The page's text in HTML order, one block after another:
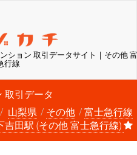
ション 取引データサイト | その他 富
行線
取引データ
山梨県 その他
富士急行線
吉田駅 (その他 富士急行線)